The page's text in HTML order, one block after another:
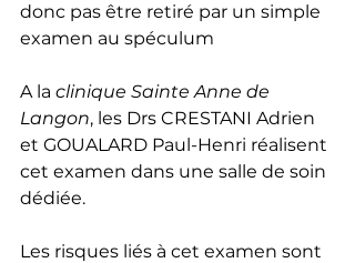
donc pas être retiré par un simple
examen au spéculum
A la clinique Sainte Anne de
Langon, les Drs CRESTANI Adrien
et GOUALARD Paul-Henri réalisent
cet examen dans une salle de soin
dédiée.
Les risques liés à cet examen sont